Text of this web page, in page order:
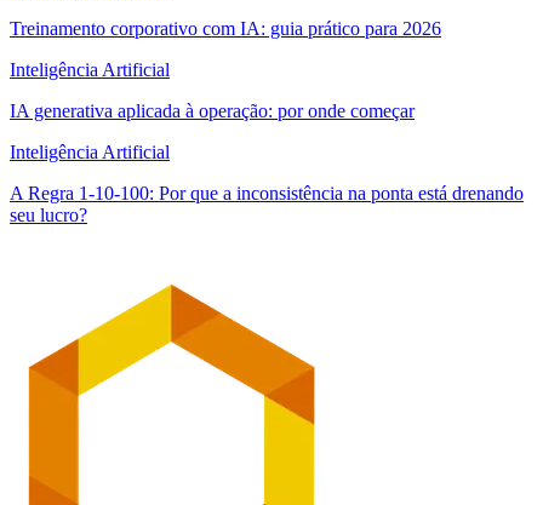
Treinamento corporativo com IA: guia prático para 2026
Inteligência Artificial
IA generativa aplicada à operação: por onde começar
Inteligência Artificial
A Regra 1-10-100: Por que a inconsistência na ponta está drenando
seu lucro?